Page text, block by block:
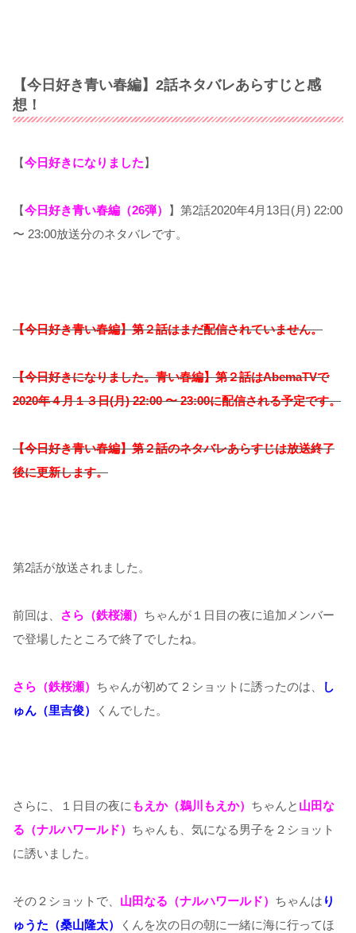
【今日好き青い春編】2話ネタバレあらすじと感
想！
【今日好きになりました】
【今日好き青い春編（26弾）
】第2話2020年4月13日(月) 22:00
〜 23:00放送分のネタバレです。
【今日好き青い春編】第２話はまだ配信されていません。
【今日好きになりました。青い春編】第２話はAbemaTVで
2020年４月１３日(月) 22:00 〜 23:00に配信される予定です。
【今日好き青い春編】第２話のネタバレあらすじは放送終了
後に更新します。
第2話が放送されました。
前回は、 さら（鉄桜瀬） ちゃんが１日目の夜に追加メンバー
で登場したところで終了でしたね。
さら（鉄桜瀬） ちゃんが初めて２ショットに誘ったのは、
し
ゅん（里吉俊）
くんでした。
さらに、１日目の夜に もえか（鵜川もえか） ちゃんと 山田な
る（ナルハワールド） ちゃんも、気になる男子を２ショット
に誘いました。
その２ショットで、 山田なる（ナルハワールド） ちゃんは り
ゅうた（桑山隆太）
くんを次の日の朝に一緒に海に行ってほ